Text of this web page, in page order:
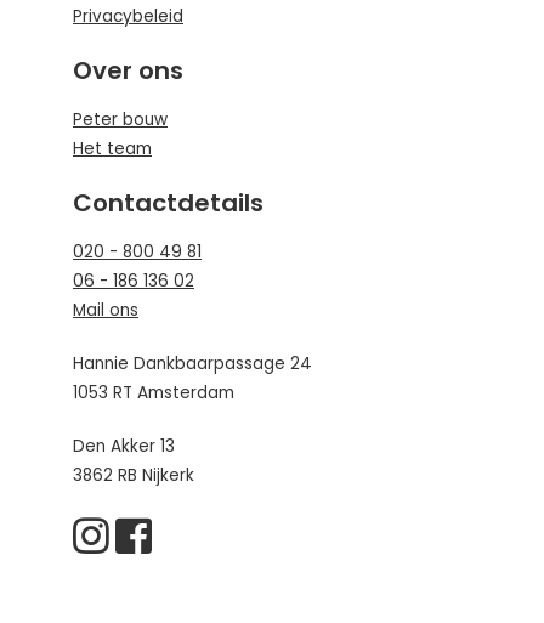
Privacybeleid
Over ons
Peter bouw
Het team
Contactdetails
020 - 800 49 81
06 - 186 136 02
Mail ons
Hannie Dankbaarpassage 24
1053 RT Amsterdam
Den Akker 13
3862 RB Nijkerk